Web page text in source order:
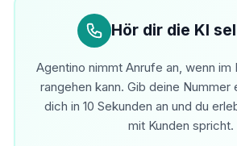
Hör dir die KI
Agentino nimmt Anrufe an, wenn im
rangehen kann. Gib deine
dich in 10 Sekunden an und du
mit Kunden spricht.